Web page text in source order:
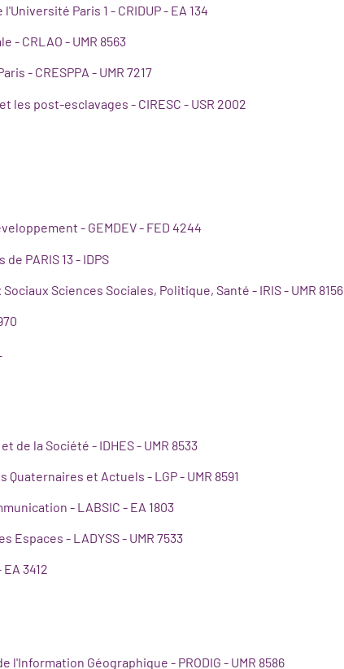
Paris 1 - CRIDUP - EA 134
- CRLAO - UMR 8563
- CRESPPA - UMR 7217
post-esclavages - CIRESC - USR 2002
- GEMDEV - FED 4244
PARIS 13 - IDPS
Sciences Sociales, Politique, Santé - IRIS - UMR 8156
la Société - IDHES - UMR 8533
et Actuels - LGP - UMR 8591
- LABSIC - EA 1803
- LADYSS - UMR 7533
3412
Géographique - PRODIG - UMR 8586